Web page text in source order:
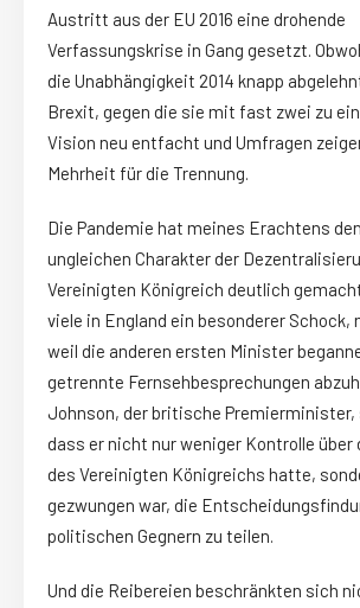
Austritt aus der EU 2016 eine drohende
Verfassungskrise in Gang gesetzt.
die Unabhängigkeit 2014 knapp
Brexit, gegen die sie mit fast zwei zu
Vision neu entfacht und Umfragen
Mehrheit für die Trennung.
Die Pandemie hat meines Erachtens
ungleichen Charakter der
Vereinigten Königreich deutlich
viele in England ein besonderer Schock,
weil die anderen ersten Minister
getrennte Fernsehbesprechungen
Johnson, der britische
dass er nicht nur weniger Kontrolle über
des Vereinigten Königreichs hatte,
gezwungen war, die
politischen Gegnern zu teilen.
Und die Reibereien beschränkten sich